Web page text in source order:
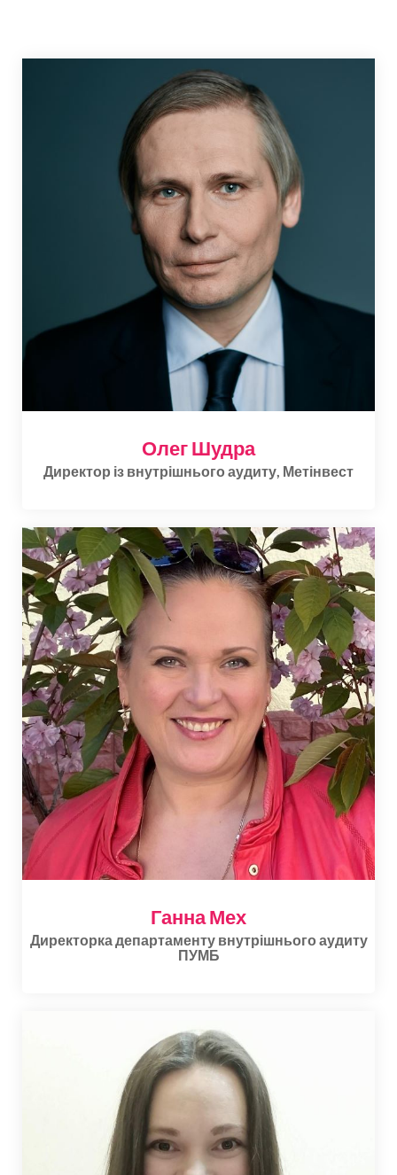
Олег Шудра
Директор із внутрішнього аудиту, Метінвест
Ганна Мех
Директорка департаменту внутрішнього аудиту
ПУМБ